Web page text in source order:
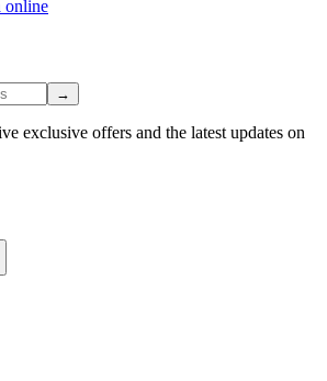
online
→
exclusive offers and the latest updates on